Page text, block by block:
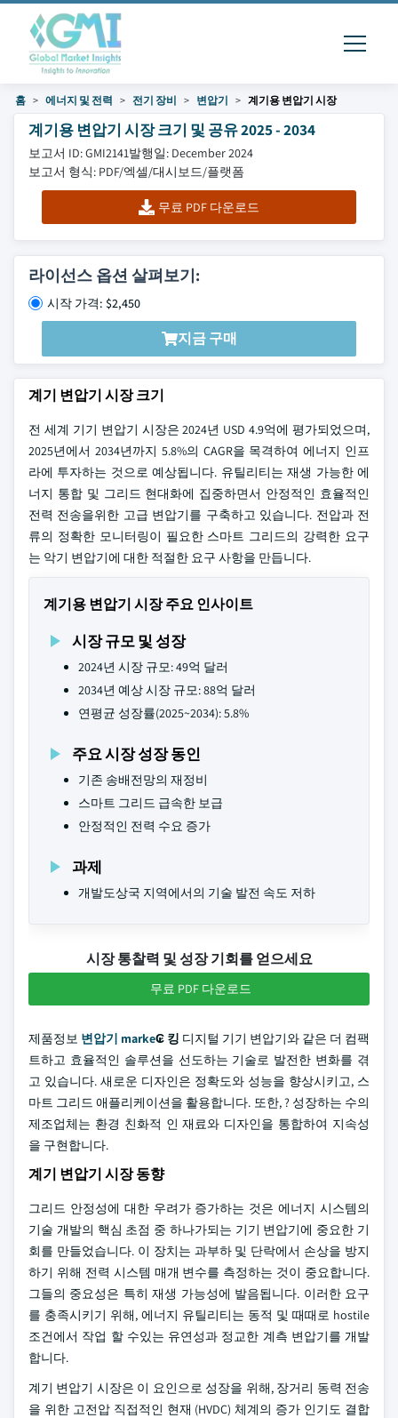
홈 에너지 및 전력 전기 장비 변압기 계기용 변압기 시장
계기용 변압기 시장 크기 및 공유 2025 - 2034
보고서 ID: GMI2141발행일: December 2024
보고서 형식: PDF/엑셀/대시보드/플랫폼
무료 PDF 다운로드
라이선스 옵션 살펴보기:
시작 가격: $2,450
지금 구매
계기 변압기 시장 크기
전 세계 기기 변압기 시장은 2024년 USD 4.9억에 평가되었으며,
2025년에서 2034년까지 5.8%의 CAGR을 목격하여 에너지 인프
라에 투자하는 것으로 예상됩니다. 유틸리티는 재생 가능한 에
너지 통합 및 그리드 현대화에 집중하면서 안정적인 효율적인
전력 전송을위한 고급 변압기를 구축하고 있습니다. 전압과 전
류의 정확한 모니터링이 필요한 스마트 그리드의 강력한 요구
는 악기 변압기에 대한 적절한 요구 사항을 만듭니다.
계기용 변압기 시장 주요 인사이트
시장 규모 및 성장
2024년 시장 규모: 49억 달러
2034년 예상 시장 규모: 88억 달러
연평균 성장률(2025~2034): 5.8%
주요 시장 성장 동인
기존 송배전망의 재정비
스마트 그리드 급속한 보급
안정적인 전력 수요 증가
과제
개발도상국 지역에서의 기술 발전 속도 저하
시장 통찰력 및 성장 기회를 얻으세요
무료 PDF 다운로드
제품정보 변압기 marke₢ 킹 디지털 기기 변압기와 같은 더 컴팩
트하고 효율적인 솔루션을 선도하는 기술로 발전한 변화를 겪
고 있습니다. 새로운 디자인은 정확도와 성능을 향상시키고, 스
마트 그리드 애플리케이션을 활용합니다. 또한, ? 성장하는 수의
제조업체는 환경 친화적 인 재료와 디자인을 통합하여 지속성
을 구현합니다.
계기 변압기 시장 동향
그리드 안정성에 대한 우려가 증가하는 것은 에너지 시스템의
기술 개발의 핵심 초점 중 하나가되는 기기 변압기에 중요한 기
회를 만들었습니다. 이 장치는 과부하 및 단락에서 손상을 방지
하기 위해 전력 시스템 매개 변수를 측정하는 것이 중요합니다.
그들의 중요성은 특히 재생 가능성에 발음됩니다. 이러한 요구
를 충족시키기 위해, 에너지 유틸리티는 동적 및 때때로 hostile
조건에서 작업 할 수있는 유연성과 정교한 계측 변압기를 개발
합니다.
계기 변압기 시장은 이 요인으로 성장을 위해, 장거리 동력 전송
을 위한 고전압 직접적인 현재 (HVDC) 체계의 증가 인기도 결합